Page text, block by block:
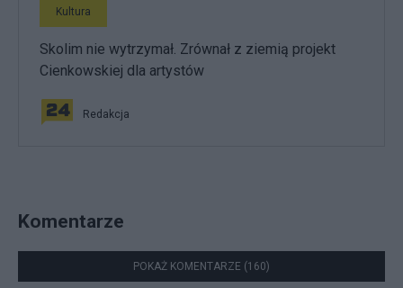
Kultura
Skolim nie wytrzymał. Zrównał z ziemią projekt
Cienkowskiej dla artystów
Redakcja
Komentarze
POKAŻ KOMENTARZE (160)